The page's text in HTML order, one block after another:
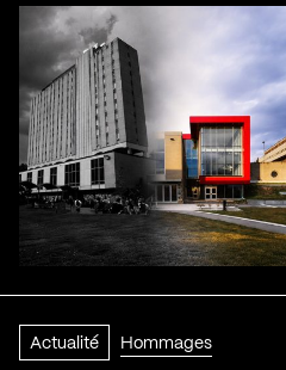
Actualité Hommages